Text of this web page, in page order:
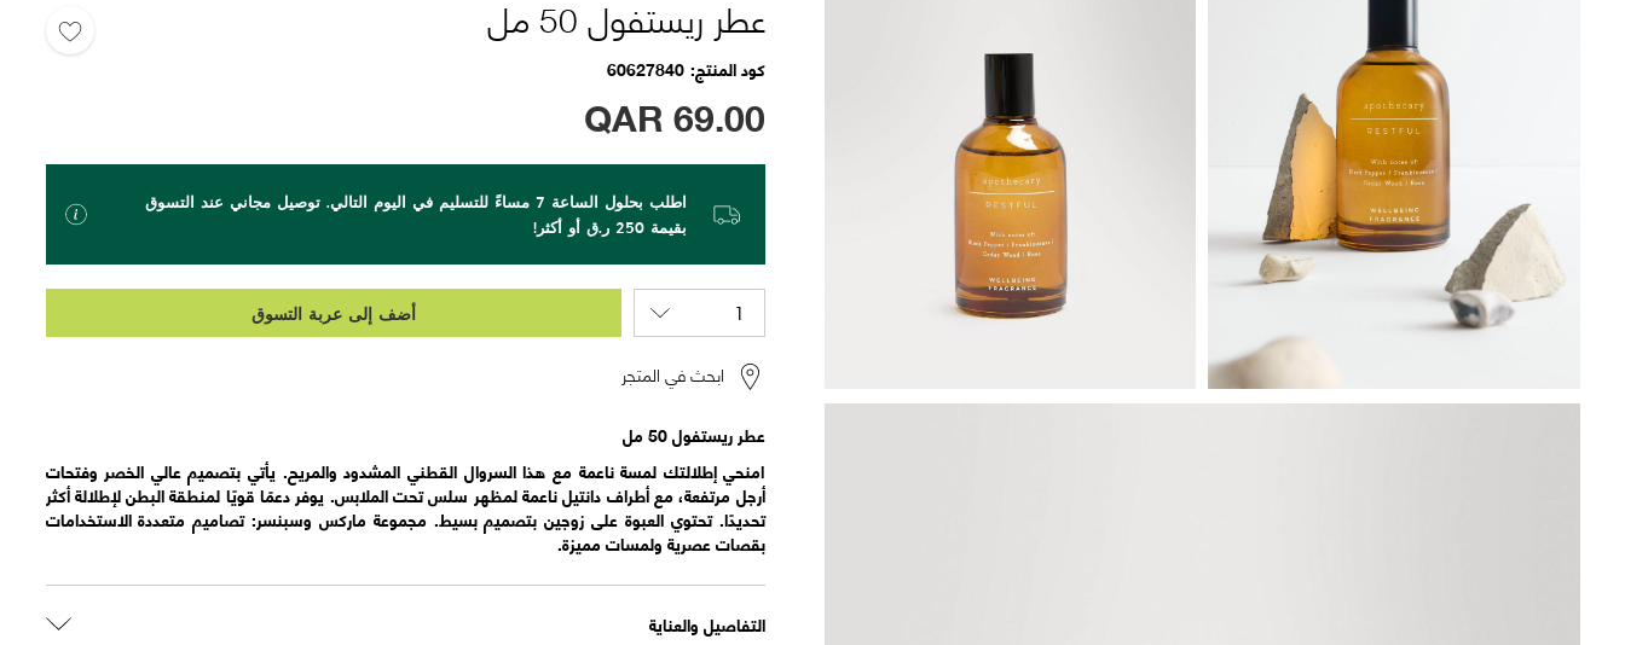
عطر ريستفول 50 مل
كود المنتج 60627840
QAR69.00
اطلب بحلول الساعة 7 مساءً للتسليم في اليوم التالي. توصيل مجاني عند التسوق
بقيمة 250 ر.ق أو أكثر!
أضف إلى عربة التسوق
ابحث في المتجر
عطر ريستفول 50 مل
امنحي إطلالتك لمسة ناعمة مع هذا السروال القطني المشدود والمريح. يأتي بتصميم عالي الخصر وفتحات
أرجل مرتفعة، مع أطراف دانتيل ناعمة لمظهر سلس تحت الملابس. يوفر دعمًا قويًا لمنطقة البطن لإطلالة أكثر
تحديدًا. تحتوي العبوة على زوجين بتصميم بسيط. مجموعة ماركس وسبنسر: تصاميم متعددة الاستخدامات
بقصات عصرية ولمسات مميزة.
التفاصيل والعناية